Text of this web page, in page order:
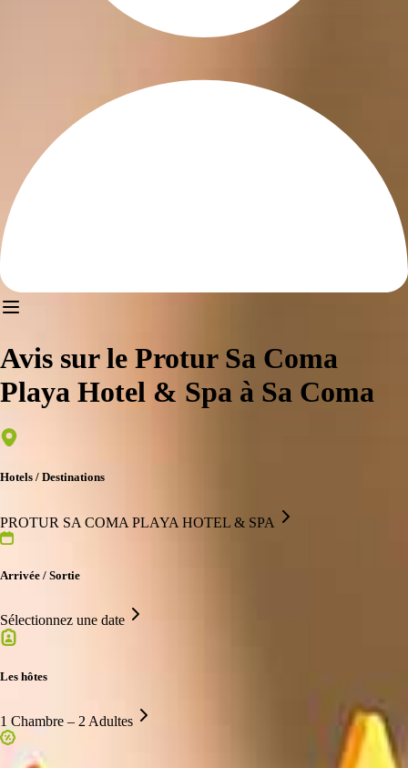
Avis sur le Protur Sa Coma
Playa Hotel & Spa à Sa Coma
Hotels / Destinations
PROTUR SA COMA PLAYA HOTEL & SPA
Arrivée / Sortie
Sélectionnez une date
Les hôtes
1 Chambre – 2 Adultes